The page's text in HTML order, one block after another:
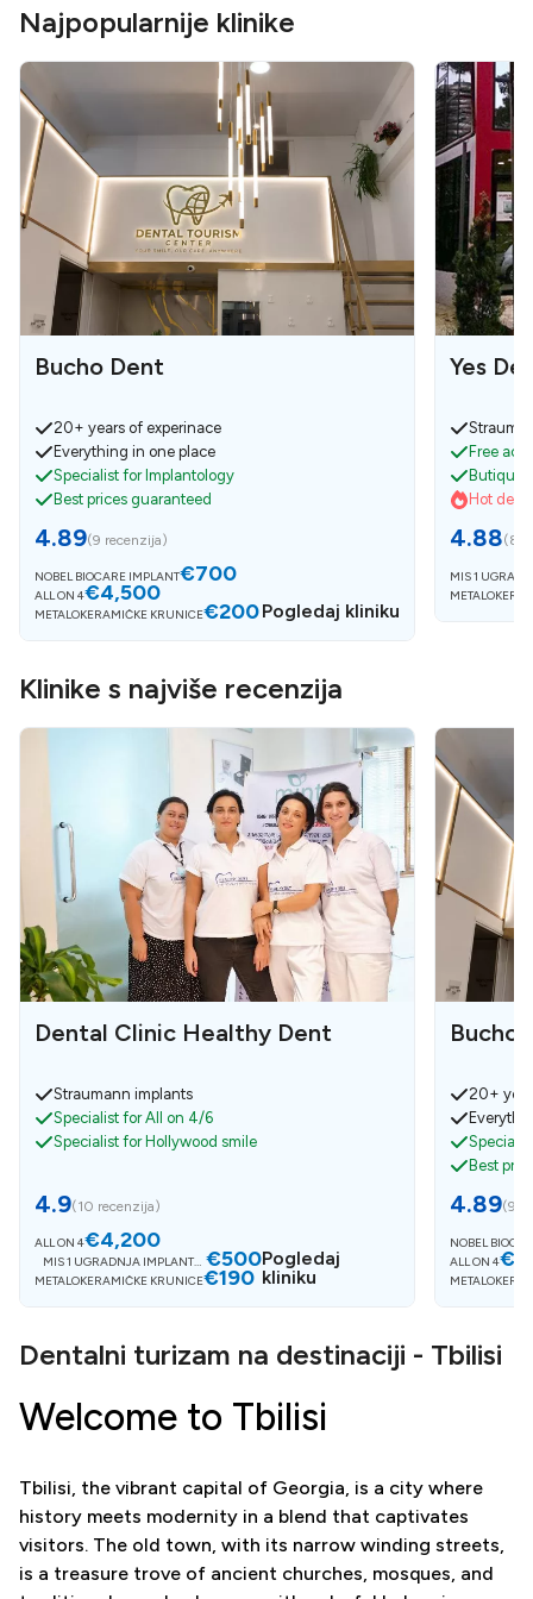
Najpopularnije klinike
Bucho Dent
20+ years of experinace
Everything in one place
Specialist for Implantology
Best prices guaranteed
4.89(9 recenzija)
NOBEL BIOCARE IMPLANT€700
ALL ON 4€4,500
METALOKERAMIČKE KRUNICE€200Pogledaj kliniku
Yes
Free
Butique
Hot deals
4.88(8
MIS 1
Klinike s najviše recenzija
Dental Clinic Healthy Dent
Straumann implants
Specialist for All on 4/6
Specialist for Hollywood smile
4.9(10 recenzija)
ALL ON 4€4,200
MIS 1 UGRADNJA IMPLANTAT
A
€500
METALOKERAMIČKE KRUNICE€190
Pogledaj
kliniku
Bucho
20+
Best
4.89(9
NOBEL
ALL ON 4
Dentalni turizam na destinaciji - Tbilisi
Welcome to Tbilisi
Tbilisi, the vibrant capital of Georgia, is a city where
history meets modernity in a blend that captivates
visitors. The old town, with its narrow winding streets,
is a treasure trove of ancient churches, mosques, and